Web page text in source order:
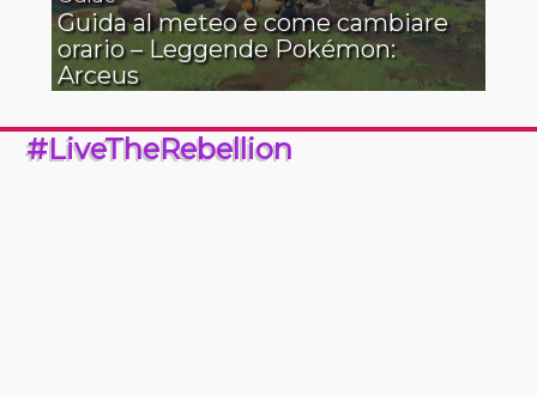
Guida al meteo e come cambiare
orario – Leggende Pokémon:
Arceus
#LiveTheRebellion